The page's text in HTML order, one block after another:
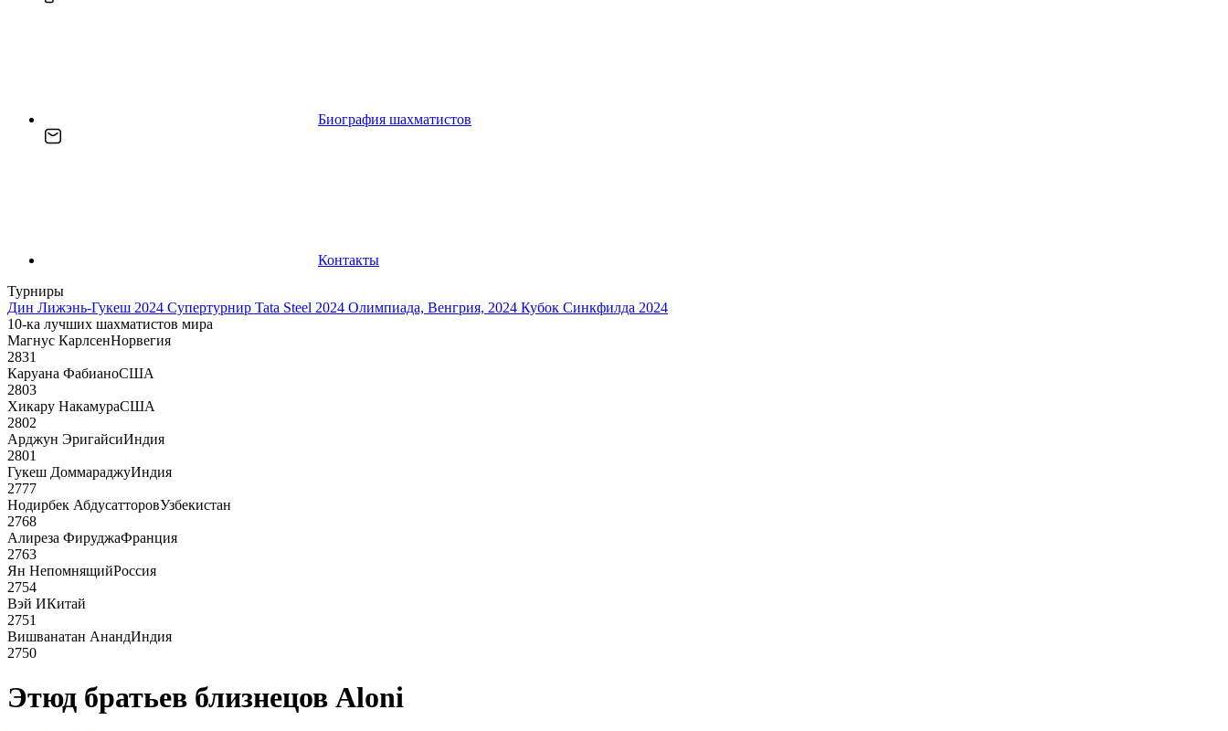
Биография шахматистов
Контакты
Турниры
Дин Лижэнь-Гукеш 2024 Супертурнир Tata Steel 2024 Олимпиада, Венгрия, 2024 Кубок Синкфилда 2024
10-ка лучших шахматистов мира
Магнус КарлсенНорвегия
2831
Каруана ФабианоСША
2803
Хикару НакамураСША
2802
Арджун ЭригайсиИндия
2801
Гукеш ДоммараджуИндия
2777
Нодирбек АбдусатторовУзбекистан
2768
Алиреза ФируджаФранция
2763
Ян НепомнящийРоссия
2754
Вэй ИКитай
2751
Вишванатан АнандИндия
2750
Этюд братьев близнецов Aloni